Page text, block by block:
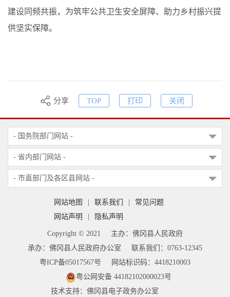
建设同频共振，为筑牢公共卫生安全屏障、助力乡村振兴提
供坚实保障。
分享 TOP 打印 关闭
- 国务院部门网站 -
- 省内部门网站 -
- 市直部门及各区县网站 -
网站地图 联系我们
常见问题
网站声明
隐私声明
Copyright © 2021
主办：佛冈县人民政府
承办：佛冈县人民政府办公室
联系我们：0763-12345
粤ICP备05017567号
网站标识码：4418210003
粤公网安备 44182102000023号
技术支持：佛冈县电子政务办公室